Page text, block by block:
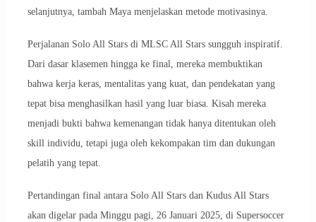
selanjutnya, tambah Maya menjelaskan metode motivasinya.
Perjalanan Solo All Stars di MLSC All Stars sungguh inspiratif.
Dari dasar klasemen hingga ke final, mereka membuktikan
bahwa kerja keras, mentalitas yang kuat, dan pendekatan yang
tepat bisa menghasilkan hasil yang luar biasa. Kisah mereka
menjadi bukti bahwa kemenangan tidak hanya ditentukan oleh
skill individu, tetapi juga oleh kekompakan tim dan dukungan
pelatih yang tepat.
Pertandingan final antara Solo All Stars dan Kudus All Stars
akan digelar pada Minggu pagi, 26 Januari 2025, di Supersoccer